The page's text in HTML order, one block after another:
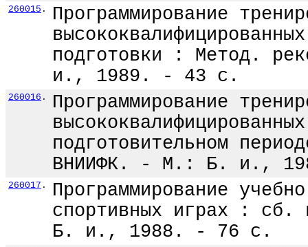
260015 .
Программирование
подготовки : Метод.
и., 1989. - 43 с.
260016 .
Программирование
подготовительном
ВНИИФК. - М.: Б. и.,
260017 .
Программирование
спортивных играх :
Б. и., 1988. - 76 с.